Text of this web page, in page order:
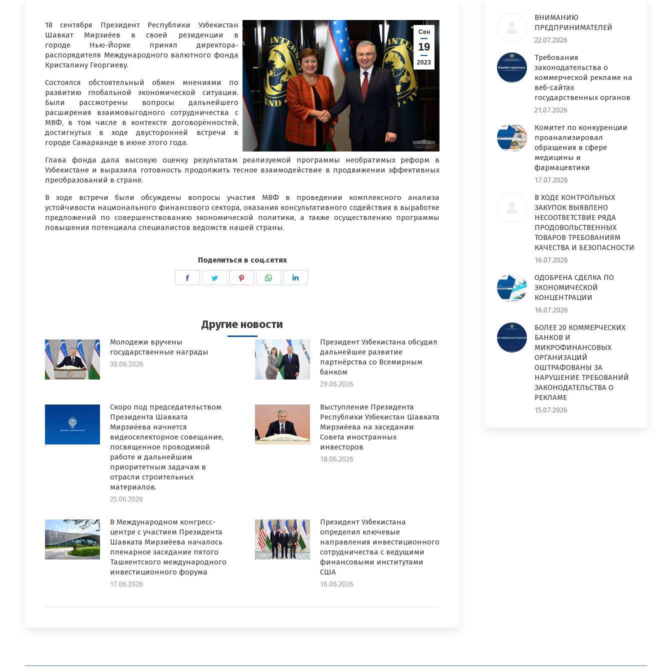
Сен
19
2023
18 сентября Президент Республики Узбекистан
Шавкат Мирзиёев в своей резиденции в
городе Нью-Йорке принял директора-
распорядителя Международного валютного фонда
Кристалину Георгиеву.
Состоялся обстоятельный обмен мнениями по
развитию глобальной экономической ситуации.
Были рассмотрены вопросы дальнейшего
расширения взаимовыгодного сотрудничества с
МВФ, в том числе в контексте договорённостей,
достигнутых в ходе двусторонней встречи в
городе Самарканде в июне этого года.
Глава фонда дала высокую оценку результатам реализуемой программы необратимых реформ в
Узбекистане и выразила готовность продолжить тесное взаимодействие в продвижении эффективных
преобразований в стране.
В ходе встречи были обсуждены вопросы участия МВФ в проведении комплексного анализа
устойчивости национального финансового сектора, оказания консультативного содействия в выработке
предложений по совершенствованию экономической политики, а также осуществлению программы
повышения потенциала специалистов ведомств нашей страны.
Поделиться в соц.сетях
ПоделитьсяПоделитьсяПоделитьсяПоделиться
Другие новости
Молодежи вручены
государственные награды
30.06.2026
Президент Узбекистана обсудил
дальнейшее развитие
партнёрства со Всемирным
банком
29.06.2026
Скоро под председательством
Президента Шавката
Мирзиёева начнется
видеоселекторное совещание,
посвященное проводимой
работе и дальнейшим
приоритетным задачам в
отрасли строительных
материалов.
25.06.2026
Выступление Президента
Республики Узбекистан Шавката
Мирзиёева на заседании
Совета иностранных
инвесторов
18.06.2026
В Международном конгресс-
центре с участием Президента
Шавката Мирзиёева началось
пленарное заседание пятого
Ташкентского международного
инвестиционного форума
17.06.2026
Президент Узбекистана
определил ключевые
направления инвестиционного
сотрудничества с ведущими
финансовыми институтами
США
16.06.2026
ВНИМАНИЮ
ПРЕДПРИНИМАТЕЛЕЙ
22.07.2026
Требования
законодательства о
коммерческой рекламе на
веб-сайтах
государственных органов
21.07.2026
Комитет по конкуренции
проанализировал
обращения в сфере
медицины и
фармацевтики
17.07.2026
В ХОДЕ КОНТРОЛЬНЫХ
ЗАКУПОК ВЫЯВЛЕНО
НЕСООТВЕТСТВИЕ РЯДА
ПРОДОВОЛЬСТВЕННЫХ
ТОВАРОВ ТРЕБОВАНИЯМ
КАЧЕСТВА И БЕЗОПАСНОСТИ
16.07.2026
ОДОБРЕНА СДЕЛКА ПО
ЭКОНОМИЧЕСКОЙ
КОНЦЕНТРАЦИИ
16.07.2026
БОЛЕЕ 20 КОММЕРЧЕСКИХ
БАНКОВ И
МИКРОФИНАНСОВЫХ
ОРГАНИЗАЦИЙ
ОШТРАФОВАНЫ ЗА
НАРУШЕНИЕ ТРЕБОВАНИЙ
ЗАКОНОДАТЕЛЬСТВА О
РЕКЛАМЕ
15.07.2026